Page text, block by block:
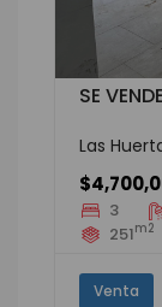
SE
Las
3
251m2
Venta